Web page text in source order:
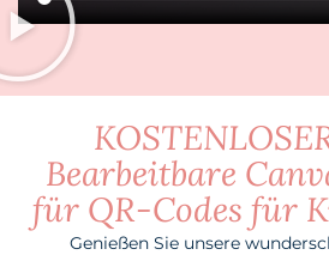
Bearbeitbare
für QR-Codes für
Genießen Sie unsere